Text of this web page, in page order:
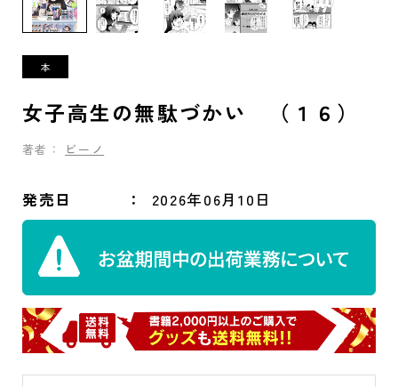
女子高生の無駄づかい （１６）
著者： ビーノ
発売日 2026年06月10日